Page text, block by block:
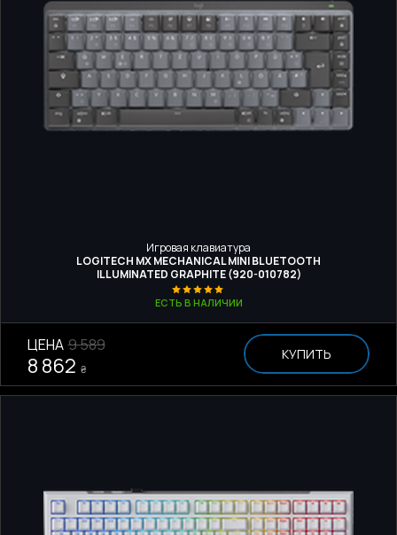
Игровая клавиатура
LOGITECH MX MECHANICAL MINI BLUETOOTH
ILLUMINATED GRAPHITE (920-010782)
ЕСТЬ В НАЛИЧИИ
ЦЕНА 9 589
8 862 ₴
КУПИТЬ